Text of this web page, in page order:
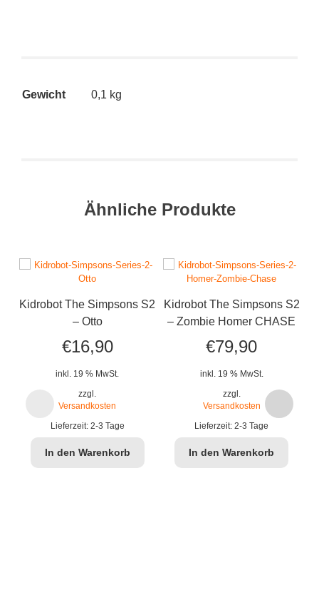
Gewicht 0,1 kg
Ähnliche Produkte
Kidrobot The Simpsons S2
– Otto
€16,90
inkl. 19 % MwSt.
zzgl.
Versandkosten
Lieferzeit: 2-3 Tage
In den Warenkorb
Kidrobot The Simpsons S2
– Zombie Homer CHASE
€79,90
inkl. 19 % MwSt.
zzgl.
Versandkosten
Lieferzeit:2-3 Tage
In den Warenkorb